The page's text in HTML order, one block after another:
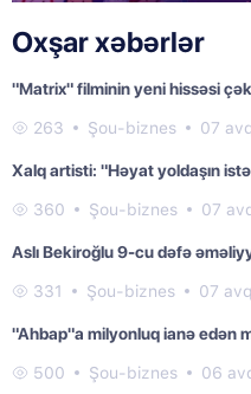
Oxşar xəbərlər
"Matrix" filminin yeni hissəsi
263 Şou-biznes 07
Xalq artisti: "Həyat yoldaşın
360 Şou-biznes 07
Aslı Bekiroğlu 9-cu dəfə
331 Şou-biznes 07
"Ahbap"a milyonluq ianə edən
500 Şou-biznes 06